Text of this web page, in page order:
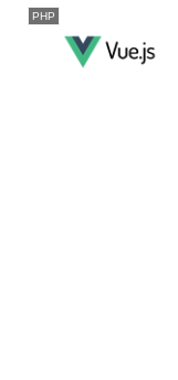
PHP